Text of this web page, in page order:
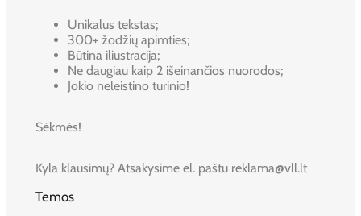
Unikalus tekstas;
300+ žodžių apimties;
Būtina iliustracija;
Ne daugiau kaip 2 išeinančios nuorodos;
Jokio neleistino turinio!
Sėkmės!
Kyla klausimų? Atsakysime el. paštu reklama@vll.lt
Temos